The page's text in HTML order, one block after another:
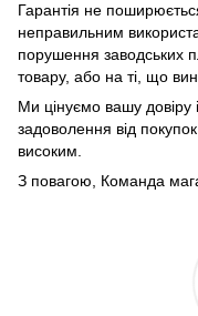
Гарантія не
неправильним
порушення заводських
товару, або на ті, що
Ми цінуємо вашу
задоволення від
високим.
З повагою, Команда